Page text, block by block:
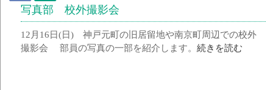
写真部 校外撮影会
12月16日(日) 神戸元町の旧居留地や南京町周辺での校外
撮影会 部員の写真の一部を紹介します。続きを読む